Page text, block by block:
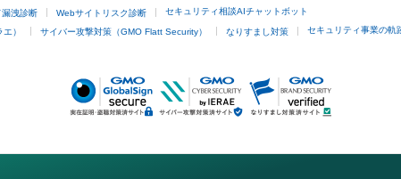
漏洩診断 Webサイトリスク診断 セキュリティ相談AIチャットボット
） サイバー攻撃対策（GMO Flatt Security） なりすまし対策 セキュリティ事業の軌